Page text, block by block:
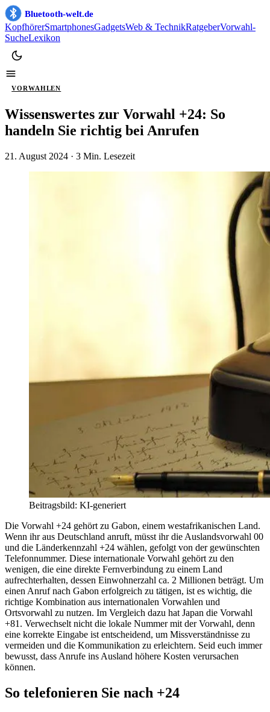
Bluetooth-welt.de
KopfhörerSmartphonesGadgetsWeb & TechnikRatgeberVorwahl-
SucheLexikon
VORWAHLEN
Wissenswertes zur Vorwahl +24: So
handeln Sie richtig bei Anrufen
21. August 2024 · 3 Min. Lesezeit
Beitragsbild: KI-generiert
Die Vorwahl +24 gehört zu Gabon, einem westafrikanischen Land.
Wenn ihr aus Deutschland anruft, müsst ihr die Auslandsvorwahl 00
und die Länderkennzahl +24 wählen, gefolgt von der gewünschten
Telefonnummer. Diese internationale Vorwahl gehört zu den
wenigen, die eine direkte Fernverbindung zu einem Land
aufrechterhalten, dessen Einwohnerzahl ca. 2 Millionen beträgt. Um
einen Anruf nach Gabon erfolgreich zu tätigen, ist es wichtig, die
richtige Kombination aus internationalen Vorwahlen und
Ortsvorwahl zu nutzen. Im Vergleich dazu hat Japan die Vorwahl
+81. Verwechselt nicht die lokale Nummer mit der Vorwahl, denn
eine korrekte Eingabe ist entscheidend, um Missverständnisse zu
vermeiden und die Kommunikation zu erleichtern. Seid euch immer
bewusst, dass Anrufe ins Ausland höhere Kosten verursachen
können.
So telefonieren Sie nach +24